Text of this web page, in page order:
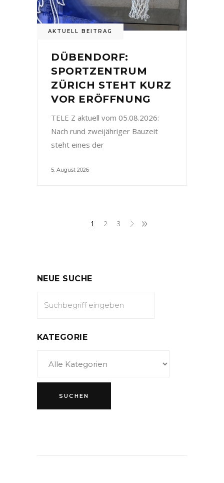
AKTUELL BEITRAG
DÜBENDORF:
SPORTZENTRUM
ZÜRICH STEHT KURZ
VOR ERÖFFNUNG
TELE Z aktuell vom 05.08.2026:
Nach rund zweijähriger Bauzeit
steht eines der
5. August 2026
1 2 3
NEUE SUCHE
KATEGORIE